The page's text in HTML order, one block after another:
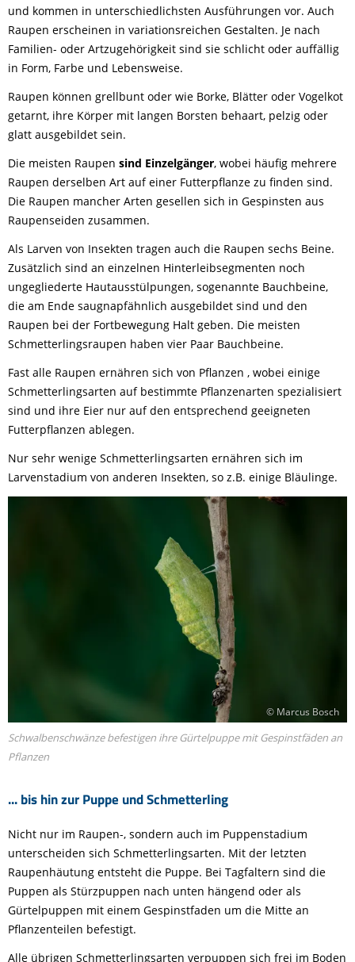
und kommen in unterschiedlichsten Ausführungen vor. Auch
Raupen erscheinen in variationsreichen Gestalten. Je nach
Familien- oder Artzugehörigkeit sind sie schlicht oder auffällig
in Form, Farbe und Lebensweise.
Raupen können grellbunt oder wie Borke, Blätter oder Vogelkot
getarnt, ihre Körper mit langen Borsten behaart, pelzig oder
glatt ausgebildet sein.
Die meisten Raupen sind Einzelgänger, wobei häufig mehrere
Raupen derselben Art auf einer Futterpflanze zu finden sind.
Die Raupen mancher Arten gesellen sich in Gespinsten aus
Raupenseiden zusammen.
Als Larven von Insekten tragen auch die Raupen sechs Beine.
Zusätzlich sind an einzelnen Hinterleibsegmenten noch
ungegliederte Hautausstülpungen, sogenannte Bauchbeine,
die am Ende saugnapfähnlich ausgebildet sind und den
Raupen bei der Fortbewegung Halt geben. Die meisten
Schmetterlingsraupen haben vier Paar Bauchbeine.
Fast alle Raupen ernähren sich von Pflanzen , wobei einige
Schmetterlingsarten auf bestimmte Pflanzenarten spezialisiert
sind und ihre Eier nur auf den entsprechend geeigneten
Futterpflanzen ablegen.
Nur sehr wenige Schmetterlingsarten ernähren sich im
Larvenstadium von anderen Insekten, so z.B. einige Bläulinge.
... bis hin zur Puppe und Schmetterling
© Marcus Bosch
Schwalbenschwänze befestigen ihre Gürtelpuppe mit Gespinstfäden an
Pflanzen
Nicht nur im Raupen-, sondern auch im Puppenstadium
unterscheiden sich Schmetterlingsarten. Mit der letzten
Raupenhäutung entsteht die Puppe. Bei Tagfaltern sind die
Puppen als Stürzpuppen nach unten hängend oder als
Gürtelpuppen mit einem Gespinstfaden um die Mitte an
Pflanzenteilen befestigt.
Alle übrigen Schmetterlingsarten verpuppen sich frei im Boden